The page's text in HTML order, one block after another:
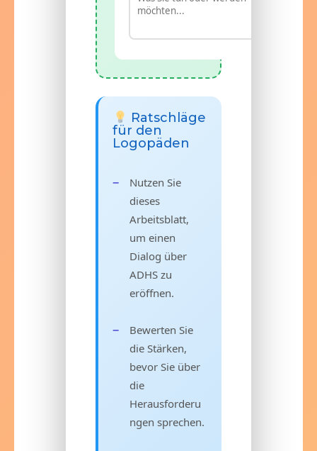
Ratschläge
für den
Logopäden
Nutzen Sie
dieses
Arbeitsblatt,
um einen
Dialog über
ADHS zu
eröffnen.
Bewerten Sie
die Stärken,
bevor Sie über
die
Herausforderu
ngen sprechen.